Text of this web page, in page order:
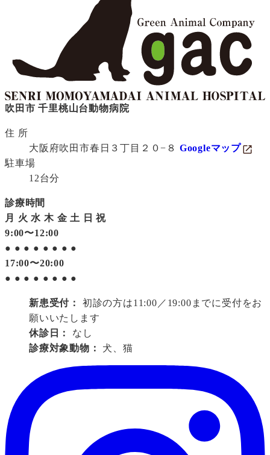
吹田市 千里桃山台動物病院
住 所
大阪府吹田市春日３丁目２０−８ Googleマップ
駐車場
12台分
診療時間
月
火 水 木 金 土 日 祝
9:00〜12:00
● ● ● ● ● ● ● ●
17:00〜20:00
● ● ● ● ● ● ● ●
新患受付：
初診の方は11:00／19:00までに受付をお
願いいたします
休診日：
なし
診療対象動物：
犬、猫